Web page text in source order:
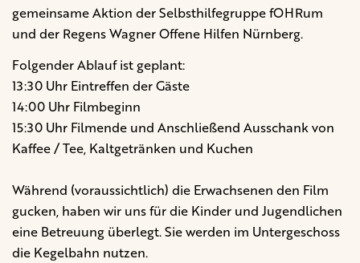
gemeinsame Aktion der Selbsthilfegruppe fOHRum
und der Regens Wagner Offene Hilfen Nürnberg.
Folgender Ablauf ist geplant:
13:30 Uhr Eintreffen der Gäste
14:00 Uhr Filmbeginn
15:30 Uhr Filmende und Anschließend Ausschank von
Kaffee / Tee, Kaltgetränken und Kuchen
Während (voraussichtlich) die Erwachsenen den Film
gucken, haben wir uns für die Kinder und Jugendlichen
eine Betreuung überlegt. Sie werden im Untergeschoss
die Kegelbahn nutzen.